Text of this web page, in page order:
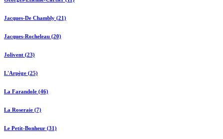
Jacques-De Chambly (21)
Jacques-Rocheleau (20)
Jolivent (23)
L'Arpège (25)
La Farandole (46)
La Roseraie (7)
Le Petit-Bonheur (31)